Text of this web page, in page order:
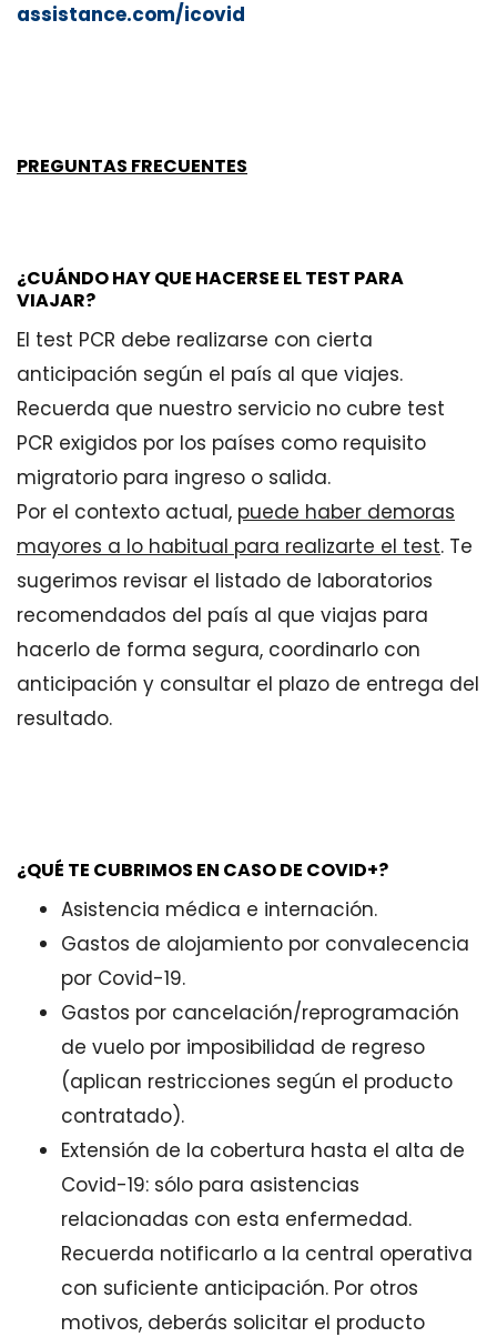
assistance.com/icovid
PREGUNTAS FRECUENTES
¿CUÁNDO HAY QUE HACERSE EL TEST PARA
VIAJAR?
El test PCR debe realizarse con cierta
anticipación según el país al que viajes.
Recuerda que nuestro servicio no cubre test
PCR exigidos por los países como requisito
migratorio para ingreso o salida.
Por el contexto actual, puede haber demoras
mayores a lo habitual para realizarte el test. Te
sugerimos revisar el listado de laboratorios
recomendados del país al que viajas para
hacerlo de forma segura, coordinarlo con
anticipación y consultar el plazo de entrega del
resultado.
¿QUÉ TE CUBRIMOS EN CASO DE COVID+?
Asistencia médica e internación.
Gastos de alojamiento por convalecencia
por Covid-19.
Gastos por cancelación/reprogramación
de vuelo por imposibilidad de regreso
(aplican restricciones según el producto
contratado).
Extensión de la cobertura hasta el alta de
Covid-19: sólo para asistencias
relacionadas con esta enfermedad.
Recuerda notificarlo a la central operativa
con suficiente anticipación. Por otros
motivos, deberás solicitar el producto